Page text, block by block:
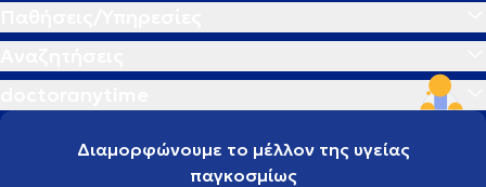
Διαμορφώνουμε το μέλλον της υγείας
παγκοσμίως